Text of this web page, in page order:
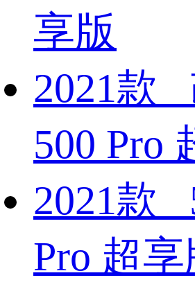
享版
2021款
500 Pro
2021款
Pro 超享